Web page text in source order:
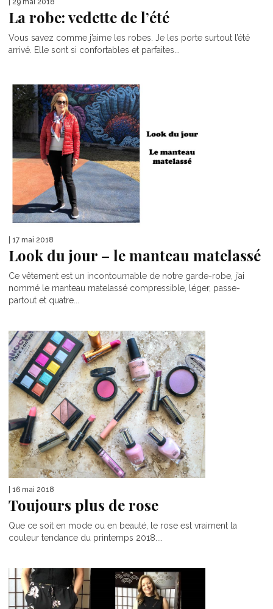
| 29 mai 2018
La robe: vedette de l’été
Vous savez comme j’aime les robes. Je les porte surtout l’été
arrivé. Elle sont si confortables et parfaites...
| 17 mai 2018
Look du jour – le manteau matelassé
Ce vêtement est un incontournable de notre garde-robe, j’ai
nommé le manteau matelassé compressible, léger, passe-
partout et quatre...
| 16 mai 2018
Toujours plus de rose
Que ce soit en mode ou en beauté, le rose est vraiment la
couleur tendance du printemps 2018....